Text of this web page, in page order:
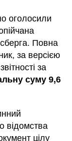
оголосили
Повна
за версією
за
суму 9,6
відомства
цілу